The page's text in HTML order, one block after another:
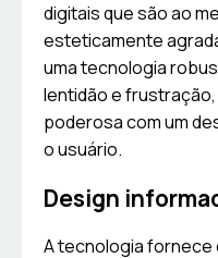
digitais que são ao
esteticamente
uma tecnologia
lentidão e
poderosa com um
o usuário.
Design
A tecnologia fornece